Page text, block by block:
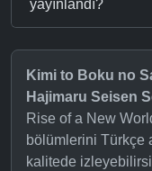
yayınlandı?
Kimi to Boku no
Hajimaru Seisen
Rise of a New
bölümlerini Türkçe
kalitede